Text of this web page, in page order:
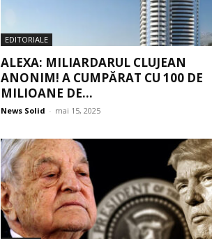
EDITORIALE
ALEXA: MILIARDARUL CLUJEAN
ANONIM! A CUMPĂRAT CU 100 DE
MILIOANE DE...
News Solid - mai 15, 2025